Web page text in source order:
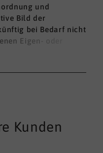
und
Bild der
bei Bedarf nicht
Eigen- oder
Kunden